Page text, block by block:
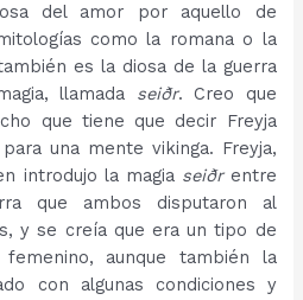
del amor por aquello de
como la romana o la
es la diosa de la guerra
llamada seiðr. Creo que
que tiene que decir Freyja
una mente vikinga. Freyja,
introdujo la magia seiðrentre
que ambos disputaron al
y se creía que era un tipo de
femenino, aunque también la
con algunas condiciones y